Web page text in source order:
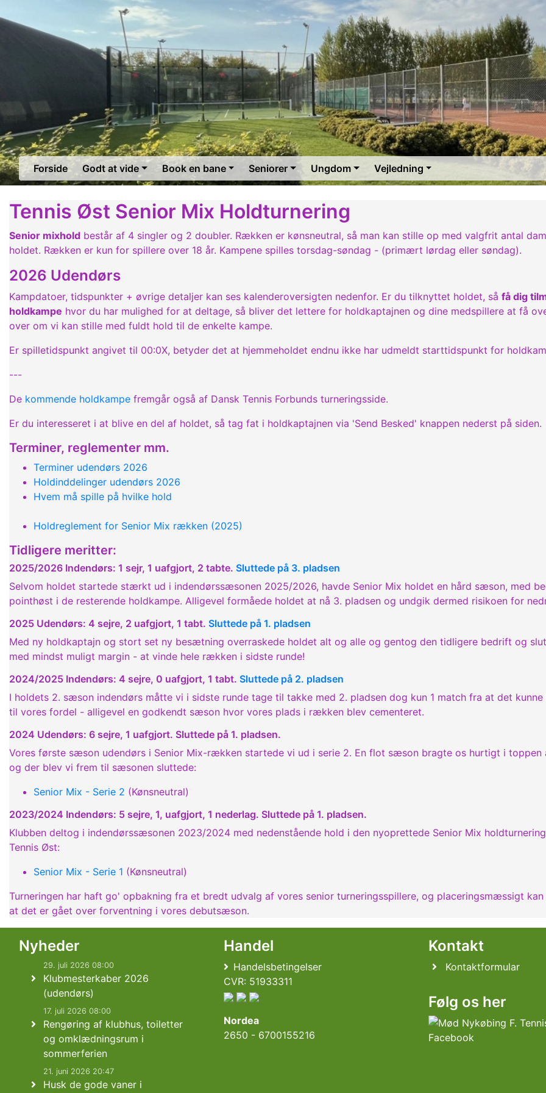
Forside Godt at vide Book en bane Seniorer Ungdom Vejledning
Tennis Øst Senior Mix Holdturnering
Senior mixhold består af 4 singler og 2 doubler. Rækken er kønsneutral, så man kan stille op med valgfrit antal
holdet. Rækken er kun for spillere over 18 år. Kampene spilles torsdag-søndag - (primært lørdag eller søndag).
2026 Udendørs
Kampdatoer, tidspunkter + øvrige detaljer kan ses kalenderoversigten nedenfor. Er du tilknyttet holdet, så få dig
holdkampe hvor du har mulighed for at deltage, så bliver det lettere for holdkaptajnen og dine medspillere at få
over om vi kan stille med fuldt hold til de enkelte kampe.
Er spilletidspunkt angivet til 00:0X, betyder det at hjemmeholdet endnu ikke har udmeldt starttidspunkt for
---
De kommende holdkampe fremgår også af Dansk Tennis Forbunds turneringsside.
Er du interesseret i at blive en del af holdet, så tag fat i holdkaptajnen via 'Send Besked' knappen nederst på siden.
Terminer, reglementer mm.
Terminer udendørs 2026
Holdinddelinger udendørs 2026
Hvem må spille på hvilke hold
Holdreglement for Senior Mix rækken (2025)
Tidligere meritter:
2025/2026 Indendørs: 1 sejr, 1 uafgjort, 2 tabte. Sluttede på 3. pladsen
Selvom holdet startede stærkt ud i indendørssæsonen 2025/2026, havde Senior Mix holdet en hård sæson, med
pointhøst i de resterende holdkampe. Alligevel formåede holdet at nå 3. pladsen og undgik dermed risikoen for
2025 Udendørs: 4 sejre, 2 uafgjort, 1 tabt. Sluttede på 1. pladsen
Med ny holdkaptajn og stort set ny besætning overraskede holdet alt og alle og gentog den tidligere bedrift og
med mindst muligt margin - at vinde hele rækken i sidste runde!
2024/2025 Indendørs: 4 sejre, 0 uafgjort, 1 tabt. Sluttede på 2. pladsen
I holdets 2. sæson indendørs måtte vi i sidste runde tage til takke med 2. pladsen dog kun 1 match fra at det
til vores fordel - alligevel en godkendt sæson hvor vores plads i rækken blev cementeret.
2024 Udendørs: 6 sejre, 1 uafgjort. Sluttede på 1. pladsen.
Vores første sæson udendørs i Senior Mix-rækken startede vi ud i serie 2. En flot sæson bragte os hurtigt i toppen
og der blev vi frem til sæsonen sluttede:
Senior Mix - Serie 2 (Kønsneutral)
2023/2024 Indendørs: 5 sejre, 1, uafgjort, 1 nederlag. Sluttede på 1. pladsen.
Klubben deltog i indendørssæsonen 2023/2024 med nedenstående hold i den nyoprettede Senior Mix
Tennis Øst:
Senior Mix - Serie 1 (Kønsneutral)
Turneringen har haft go' opbakning fra et bredt udvalg af vores senior turneringsspillere, og placeringsmæssigt
at det er gået over forventning i vores debutsæson.
Nyheder
29. juli 2026 08:00
Klubmesterkaber 2026
(udendørs)
17. juli 2026 08:00
Rengøring af klubhus, toiletter
og omklædningsrum i
sommerferien
21. juni 2026 20:47
Husk de gode vaner i
Handel
Handelsbetingelser
CVR: 51933311
Nordea
2650 - 6700155216
Kontakt
Kontaktformular
Følg os her